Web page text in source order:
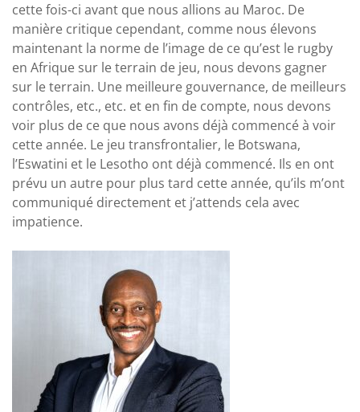
cette fois-ci avant que nous allions au Maroc. De
manière critique cependant, comme nous élevons
maintenant la norme de l’image de ce qu’est le rugby
en Afrique sur le terrain de jeu, nous devons gagner
sur le terrain. Une meilleure gouvernance, de meilleurs
contrôles, etc., etc. et en fin de compte, nous devons
voir plus de ce que nous avons déjà commencé à voir
cette année. Le jeu transfrontalier, le Botswana,
l’Eswatini et le Lesotho ont déjà commencé. Ils en ont
prévu un autre pour plus tard cette année, qu’ils m’ont
communiqué directement et j’attends cela avec
impatience.